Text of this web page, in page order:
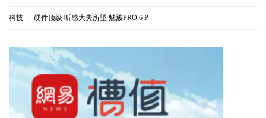
科技 硬件顶级 听感大失所望 魅族PRO 6 P